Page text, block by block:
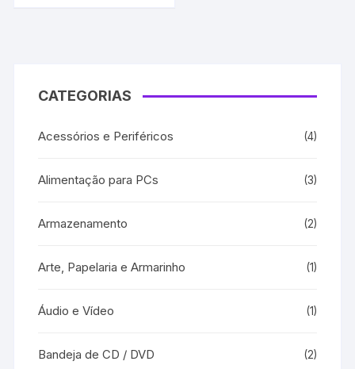
CATEGORIAS
Acessórios e Periféricos (4)
Alimentação para PCs (3)
Armazenamento (2)
Arte, Papelaria e Armarinho (1)
Áudio e Vídeo (1)
Bandeja de CD / DVD (2)